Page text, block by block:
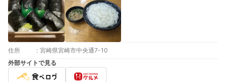
住所 : 宮崎県宮崎市中央通7-10
外部サイトで見る